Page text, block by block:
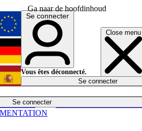
Ga naar de hoofdinhoud
Close menu
Se connecter
Économie
English
Deutsch
Español
Se connecter
Vous êtes déconnecté.
Se connecter